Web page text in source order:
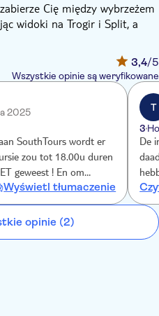
Cię między wybrzeżem
widoki na Trogir i Split, a
pierwszy przystanek będzie
podziwiać wpisaną na Listę
katedrę św. Jakuba.
przewodnika
Następny przystanek
Będziesz spacerować
śpiew rzadkich ptaków inny
z wodą morską. Następnie
Buk, największy wodospad w
klifowych w
Primošten. Niektóre z
plaż pochodzą z
znajdują się nawet na liście
UNESCO. Ciesz się tym
odpocząć, zjeść lub
przed zakończeniem
3,4/5
Wszystkie opinie są weryfikowane
2025
SouthTours wordt er
geweest ! En om
heeft de
En van
dit was vervallen door
Wyświetl tłumaczenie
T
3
De
Wel
opinie (2)